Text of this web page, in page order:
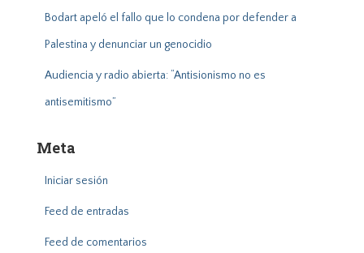
Bodart apeló el fallo que lo condena por defender a
Palestina y denunciar un genocidio
Audiencia y radio abierta: “Antisionismo no es
antisemitismo”
Meta
Iniciar sesión
Feed de entradas
Feed de comentarios